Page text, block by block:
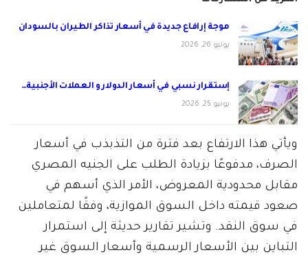
موجة إرافاع جديدة في أسعار تذاكر الطيران بالسودان
يونيو 26, 2026
إستقرار نسبي في أسعار الدولار و العملات الأجنبية…
يونيو 25, 2026
ويأتي هذا الارتفاع بعد فترة من التذبذب في أسعار
الصرف، مدفوعًا بزيادة الطلب على الجنيه المصري
مقابل محدودية المعروض، الأمر الذي أسهم في
صعود قيمته داخل السوق الموازية، وفقًا لمتعاملين
في سوق النقد. وتشير تقارير حديثة إلى استمرار
التباين بين الأسعار الرسمية وأسعار السوق غير